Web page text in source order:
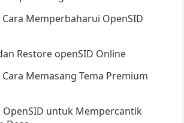
Memperbaharui OpenSID
Restore openSID Online
Memasang Tema Premium
OpenSID untuk Mempercantik